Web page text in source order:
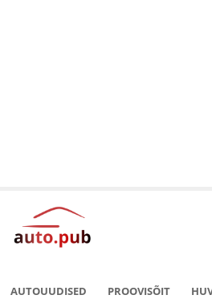
AUTOUUDISED PROOVISÕIT